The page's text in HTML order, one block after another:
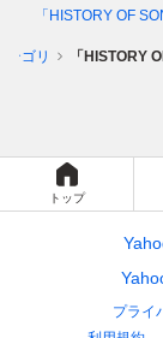
「HISTORY OF
テゴリ 「HISTORY
トップ
プライ